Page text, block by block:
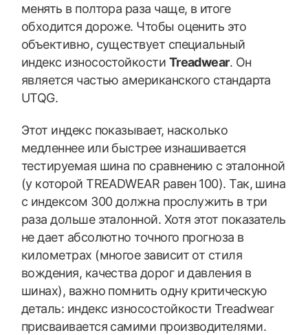
менять в полтора раза чаще, в итоге
обходится дороже. Чтобы оценить это
объективно, существует специальный
индекс износостойкости Treadwear. Он
является частью американского стандарта
UTQG.
Этот индекс показывает, насколько
медленнее или быстрее изнашивается
тестируемая шина по сравнению с эталонной
(у которой TREADWEAR равен 100). Так, шина
с индексом 300 должна прослужить в три
раза дольше эталонной. Хотя этот показатель
не дает абсолютно точного прогноза в
километрах (многое зависит от стиля
вождения, качества дорог и давления в
шинах), важно помнить одну критическую
деталь: индекс износостойкости Treadwear
присваивается самими производителями.